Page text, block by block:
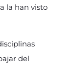
la han visto
del